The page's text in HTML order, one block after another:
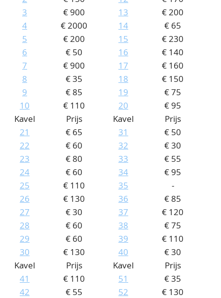
Ons Team
80 jarig bestaan
CONTACT
ACCOUNT
3
€ 900
4
€ 2000
5
€ 200
6
€ 50
7
€ 900
8
€ 35
9
€ 85
10
€ 110
13
€ 200
14
€ 65
15
€ 230
16
€ 140
17
€ 160
18
€ 150
19
€ 75
20
€ 95
Kavel
Prijs
21
€ 65
22
€ 60
23
€ 80
24
€ 60
25
€ 110
26
€ 130
27
€ 30
28
€ 60
29
€ 60
30
€ 130
Kavel
Prijs
31
€ 50
32
€ 30
33
€ 55
34
€ 95
35
-
36
€ 85
37
€ 120
38
€ 75
39
€ 110
40
€ 30
Kavel
Prijs
41
€ 110
42
€ 55
Kavel
Prijs
51
€ 35
52
€ 130